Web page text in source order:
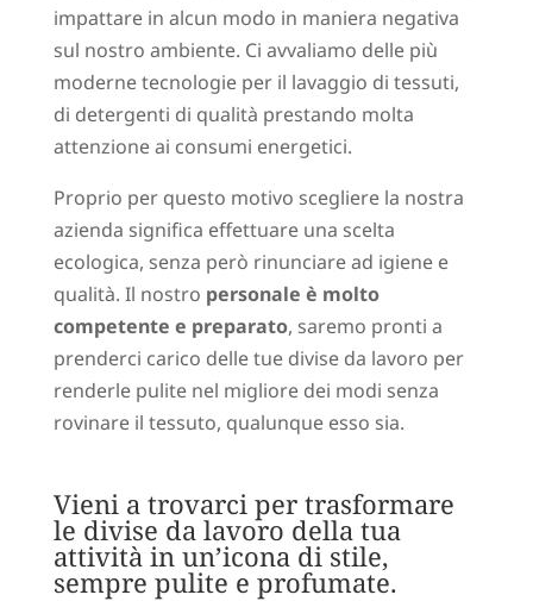
impattare in alcun modo in maniera negativa
sul nostro ambiente. Ci avvaliamo delle più
moderne tecnologie per il lavaggio di tessuti,
di detergenti di qualità prestando molta
attenzione ai consumi energetici.
Proprio per questo motivo scegliere la nostra
azienda significa effettuare una scelta
ecologica, senza però rinunciare ad igiene e
qualità. Il nostro personale è molto
competente e preparato, saremo pronti a
prenderci carico delle tue divise da lavoro per
renderle pulite nel migliore dei modi senza
rovinare il tessuto, qualunque esso sia.
Vieni a trovarci per trasformare
le divise da lavoro della tua
attività in un’icona di stile,
sempre pulite e profumate.